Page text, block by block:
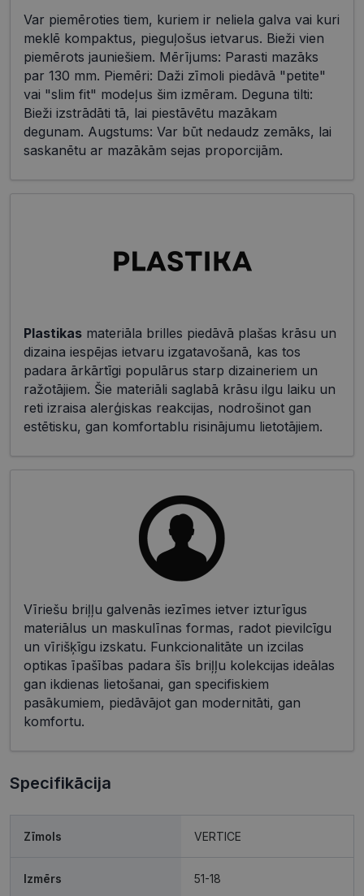
Var piemēroties tiem, kuriem ir neliela galva vai kuri
meklē kompaktus, pieguļošus ietvarus. Bieži vien
piemērots jauniešiem. Mērījums: Parasti mazāks
par 130 mm. Piemēri: Daži zīmoli piedāvā "petite"
vai "slim fit" modeļus šim izmēram. Deguna tilti:
Bieži izstrādāti tā, lai piestāvētu mazākam
degunam. Augstums: Var būt nedaudz zemāks, lai
saskanētu ar mazākām sejas proporcijām.
Plastikas materiāla brilles piedāvā plašas krāsu un
dizaina iespējas ietvaru izgatavošanā, kas tos
padara ārkārtīgi populārus starp dizaineriem un
ražotājiem. Šie materiāli saglabā krāsu ilgu laiku un
reti izraisa alerģiskas reakcijas, nodrošinot gan
estētisku, gan komfortablu risinājumu lietotājiem.
Vīriešu briļļu galvenās iezīmes ietver izturīgus
materiālus un maskulīnas formas, radot pievilcīgu
un vīrišķīgu izskatu. Funkcionalitāte un izcilas
optikas īpašības padara šīs briļļu kolekcijas ideālas
gan ikdienas lietošanai, gan specifiskiem
pasākumiem, piedāvājot gan modernitāti, gan
komfortu.
Specifikācija
Zīmols VERTICE
Izmērs 51-18